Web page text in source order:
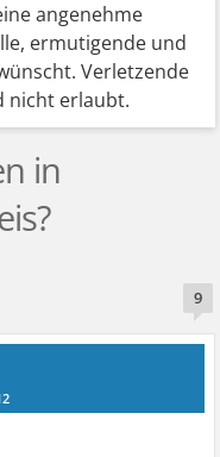
angenehme
ermutigende und
Verletzende
nicht erlaubt.
in
9